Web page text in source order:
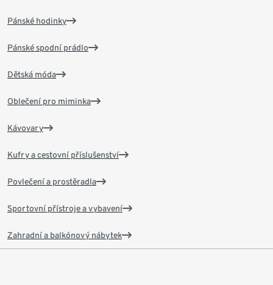
Pánské hodinky
Pánské spodní prádlo
Dětská móda
Oblečení pro miminka
Kávovary
Kufry a cestovní příslušenství
Povlečení a prostěradla
Sportovní přístroje a vybavení
Zahradní a balkónový nábytek